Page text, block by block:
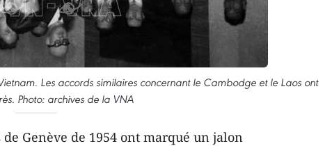
Les accords similaires concernant le Cambodge et le Laos ont
Photo: archives de la VNA
de Genève de 1954 ont marqué un jalon